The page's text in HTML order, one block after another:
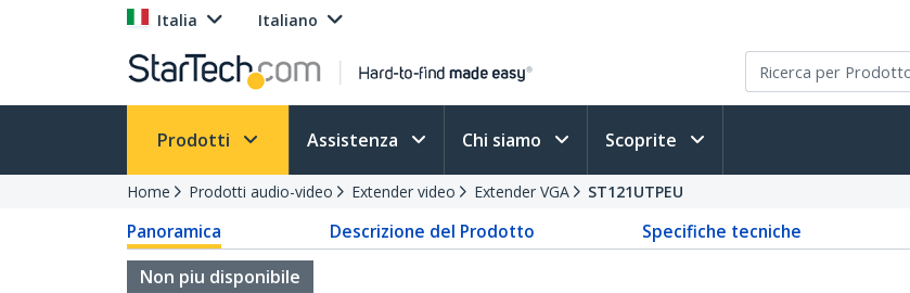
Italia Italiano
Prodotti Assistenza Chi siamo Scoprite
Home Prodotti audio-video Extender video Extender VGA ST121UTPEU
Panoramica Descrizione del Prodotto Specifiche tecniche
Non piu disponibile